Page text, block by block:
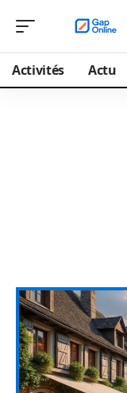
Activités Actu